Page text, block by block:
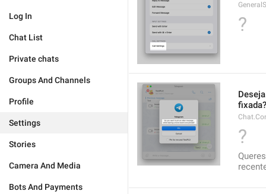
Log In
Chat List
Private chats
Groups And Channels
Profile
Settings
Stories
Camera And Media
Bots And Payments
?
fixada?
?